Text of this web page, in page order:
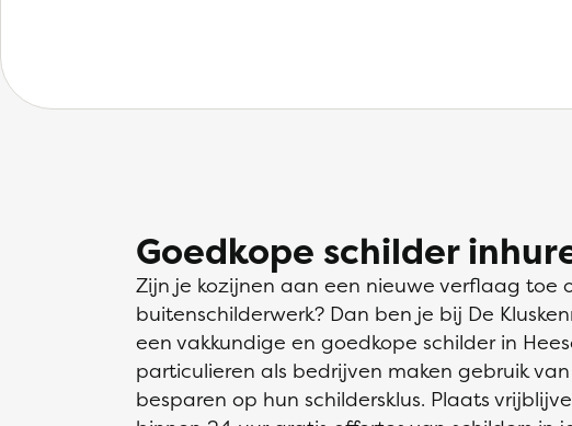
Goedkope schilder
Zijn je kozijnen aan een nieuwe verflaag toe
buitenschilderwerk? Dan ben je bij De
een vakkundige en goedkope schilder in
particulieren als bedrijven maken gebruik
besparen op hun schildersklus. Plaats